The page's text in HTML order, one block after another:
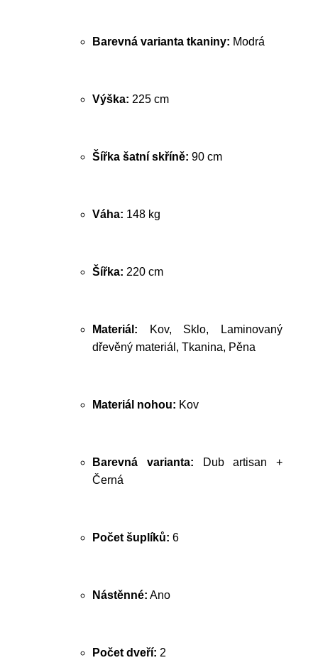
Barevná varianta tkaniny: Modrá
Výška: 225 cm
Šířka šatní skříně: 90 cm
Váha: 148 kg
Šířka: 220 cm
Materiál: Kov, Sklo, Laminovaný
dřevěný materiál, Tkanina, Pěna
Materiál nohou: Kov
Barevná varianta: Dub artisan +
Černá
Počet šuplíků: 6
Nástěnné: Ano
Počet dveří: 2